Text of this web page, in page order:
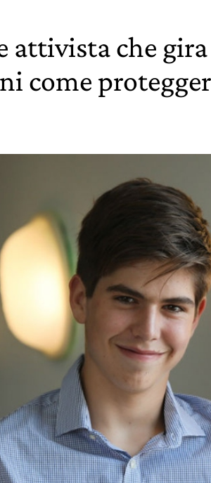
attivista che
come